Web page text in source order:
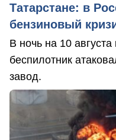
Татарстане: в
бензиновый
В ночь на 10
беспилотник
завод.